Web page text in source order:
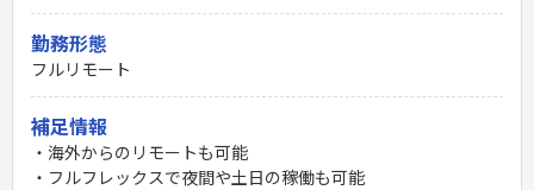
勤務形態
フルリモート
補足情報
・海外からのリモートも可能
・フルフレックスで夜間や土日の稼働も可能